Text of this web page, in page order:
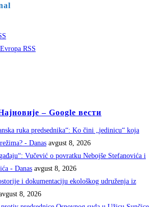
RSS
– Google вести
ruka predsednika“: Ko čini „jedinicu“ koja
- Danas avgust 8, 2026
Vučević o povratku Nebojše Stefanovića i
- Danas avgust 8, 2026
i dokumentaciju ekološkog udruženja iz
8, 2026